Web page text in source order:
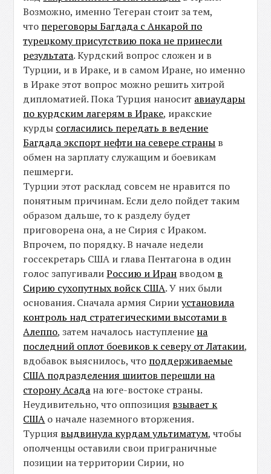
Возможно, именно Тегеран стоит за тем,
что переговоры Багдада с Анкарой по
турецкому присутствию пока не принесли
результата. Курдский вопрос сложен и в
Турции, и в Ираке, и в самом Иране, но именно
в Ираке этот вопрос можно решить хитрой
дипломатией. Пока Турция наносит авиаудары
по курдским лагерям в Ираке, иракские
курды согласились передать в ведение
Багдада экспорт нефти на севере страны в
обмен на зарплату служащим и боевикам
пешмерги.
Турции этот расклад совсем не нравится по
понятным причинам. Если дело пойдет таким
образом дальше, то к разделу будет
приговорена она, а не Сирия с Ираком.
Впрочем, по порядку. В начале недели
госсекретарь США и глава Пентагона в один
голос запугивалиРоссию и Иран вводом в
Сирию сухопутных войск США. У них были
основания. Сначала армия Сирииустановила
контроль над стратегическими высотами в
Алеппо, затем началось наступление на
последний оплот боевиков к северу от Латакии,
вдобавок выяснилось, что поддерживаемые
США подразделения шиитов перешли на
сторону Асада на юге-востоке страны.
Неудивительно, что оппозиция взывает к
США о начале наземного вторжения.
Турция выдвинула курдам ультиматум, чтобы
ополченцы оставили свои приграничные
позиции на территории Сирии, но